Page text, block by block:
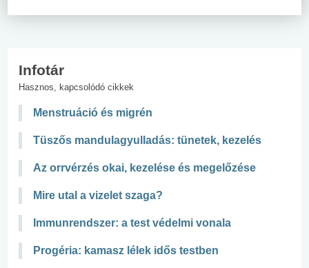
Infotár
Hasznos, kapcsolódó cikkek
Menstruáció és migrén
Tüszős mandulagyulladás: tünetek, kezelés
Az orrvérzés okai, kezelése és megelőzése
Mire utal a vizelet szaga?
Immunrendszer: a test védelmi vonala
Progéria: kamasz lélek idős testben